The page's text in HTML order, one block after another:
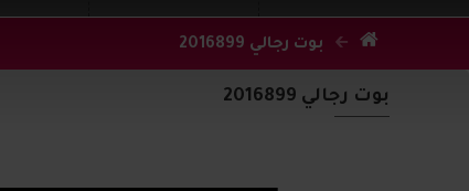
بوت رجالي 2016899
بوت رجالي 2016899